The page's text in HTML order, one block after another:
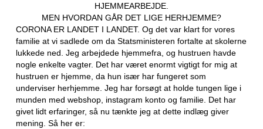
HJEMMEARBEJDE.
MEN HVORDAN GÅR DET LIGE HERHJEMME?
CORONA ER LANDET I LANDET. Og det var klart for vores
familie at vi sadlede om da Statsministeren fortalte at skolerne
lukkede ned. Jeg arbejdede hjemmefra, og hustruen havde
nogle enkelte vagter. Det har været enormt vigtigt for mig at
hustruen er hjemme, da hun især har fungeret som
underviser herhjemme. Jeg har forsøgt at holde tungen lige i
munden med webshop, instagram konto og familie. Det har
givet lidt erfaringer, så nu tænkte jeg at dette indlæg giver
mening. Så her er: